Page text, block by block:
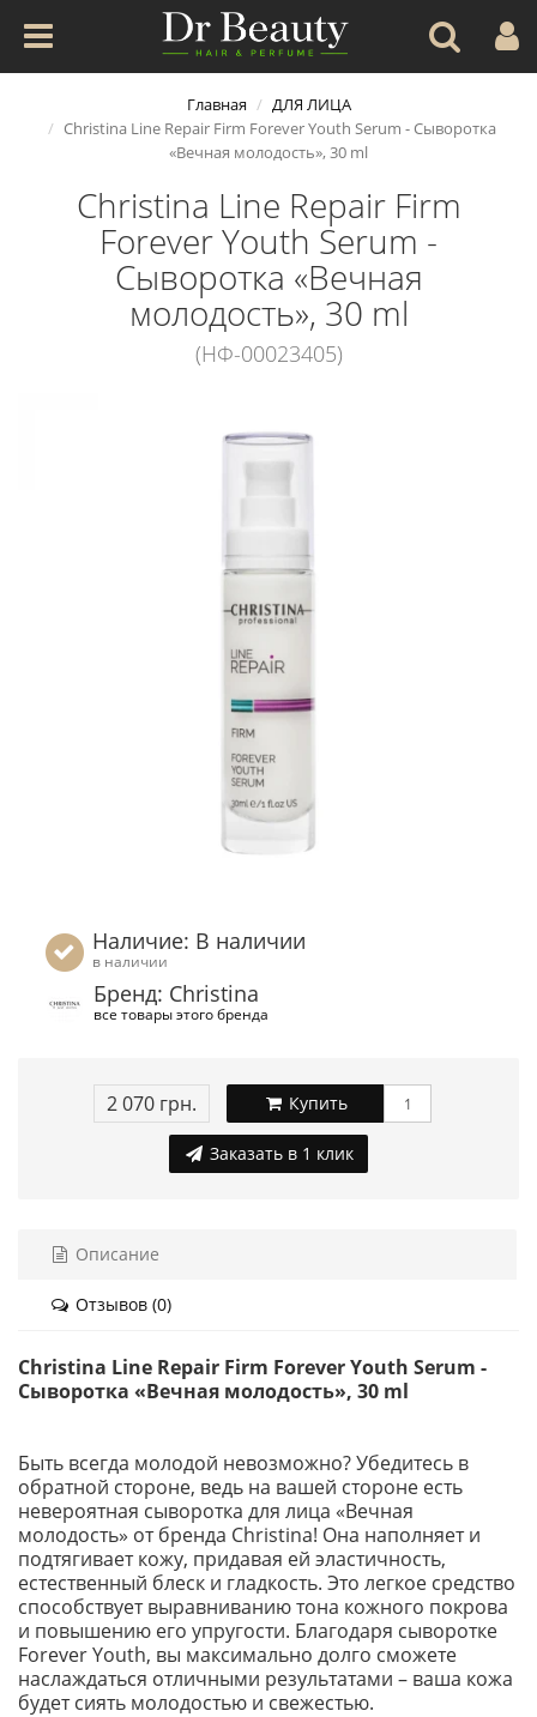
Главная
ДЛЯ ЛИЦА
Christina Line Repair Firm Forever Youth Serum - Сыворотка
«Вечная молодость», 30 ml
Christina Line Repair Firm
Forever Youth Serum -
Сыворотка «Вечная
молодость», 30 ml
(НФ-00023405)
Наличие: В наличии
в наличии
Бренд: Christina
все товары этого бренда
2 070 грн. Купить
Заказать в 1 клик
Описание
Отзывов (0)
Christina Line Repair Firm Forever Youth Serum -
Сыворотка «Вечная молодость», 30 ml
Быть всегда молодой невозможно? Убедитесь в
обратной стороне, ведь на вашей стороне есть
невероятная сыворотка для лица «Вечная
молодость» от бренда Christina! Она наполняет и
подтягивает кожу, придавая ей эластичность,
естественный блеск и гладкость. Это легкое средство
способствует выравниванию тона кожного покрова
и повышению его упругости. Благодаря сыворотке
Forever Youth, вы максимально долго сможете
наслаждаться отличными результатами – ваша кожа
будет сиять молодостью и свежестью.